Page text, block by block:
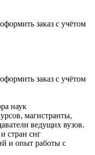
заказ с учётом
заказ с учётом
наук
магистранты,
ведущих вузов.
стран снг
и опыт работы с